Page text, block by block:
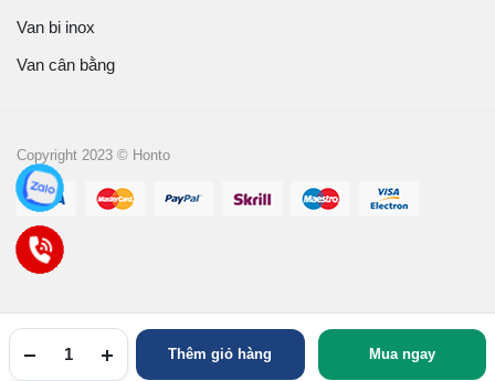
Thêm giỏ hàng Mua ngay
Van bi inox
Van cân bằng
Copyright 2023 © Honto
TRANG CHỦ TÌM KIẾM YÊU THÍCH TÀI KHOẢN NGÀNH HÀNG